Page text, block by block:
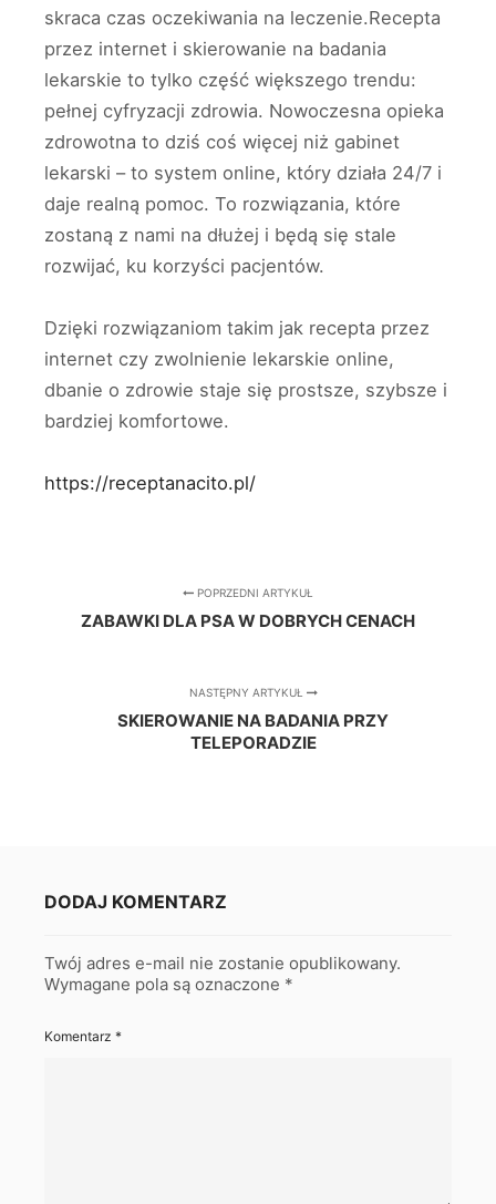
skraca czas oczekiwania na leczenie.Recepta
przez internet i skierowanie na badania
lekarskie to tylko część większego trendu:
pełnej cyfryzacji zdrowia. Nowoczesna opieka
zdrowotna to dziś coś więcej niż gabinet
lekarski – to system online, który działa 24/7 i
daje realną pomoc. To rozwiązania, które
zostaną z nami na dłużej i będą się stale
rozwijać, ku korzyści pacjentów.
Dzięki rozwiązaniom takim jak recepta przez
internet czy zwolnienie lekarskie online,
dbanie o zdrowie staje się prostsze, szybsze i
bardziej komfortowe.
https://receptanacito.pl/
POPRZEDNI ARTYKUŁ
ZABAWKI DLA PSA W DOBRYCH CENACH
NASTĘPNY ARTYKUŁ
SKIEROWANIE NA BADANIA PRZY
TELEPORADZIE
DODAJ KOMENTARZ
Twój adres e-mail nie zostanie opublikowany.
Wymagane pola są oznaczone *
Komentarz *